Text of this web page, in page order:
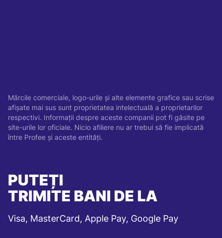
Mărcile comerciale, logo-urile și alte elemente grafice sau scrise
afișate mai sus sunt proprietatea intelectuală a proprietarilor
respectivi. Informații despre aceste companii pot fi găsite pe
site-urile lor oficiale. Nicio afiliere nu ar trebui să fie implicată
între Profee și aceste entități.
PUTEȚI
TRIMITE BANI DE LA
Visa, MasterCard, Apple Pay, Google Pay